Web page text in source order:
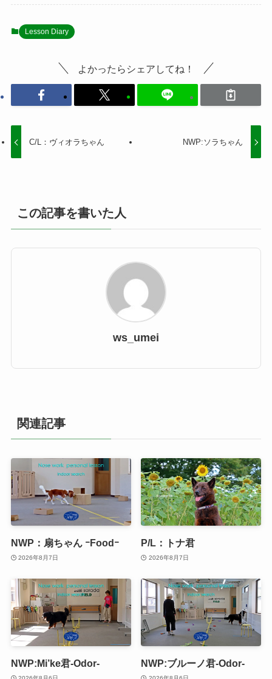
Lesson Diary
よかったらシェアしてね！
C/L：ヴィオラちゃん NWP:ソラちゃん
この記事を書いた人
ws_umei
関連記事
NWP：扇ちゃん ｰFoodｰ
2026年8月7日
P/L：トナ君
2026年8月7日
NWP:Mi’ke君-Odor- NWP:ブルーノ君-Odor-